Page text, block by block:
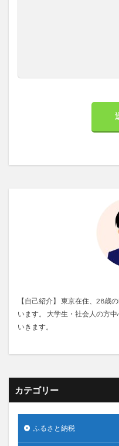
【自己紹介】 東京在住、28歳
います。 大学生・社会人の方
いきます。
カテゴリー
ふるさと納税